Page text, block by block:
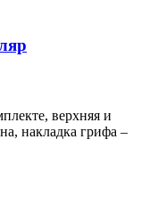
верхняя и
накладка грифа –